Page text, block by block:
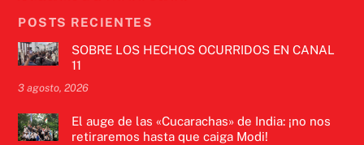
POSTS RECIENTES
SOBRE LOS HECHOS OCURRIDOS EN CANAL
11
3 agosto, 2026
El auge de las «Cucarachas» de India: ¡no nos
retiraremos hasta que caiga Modi!